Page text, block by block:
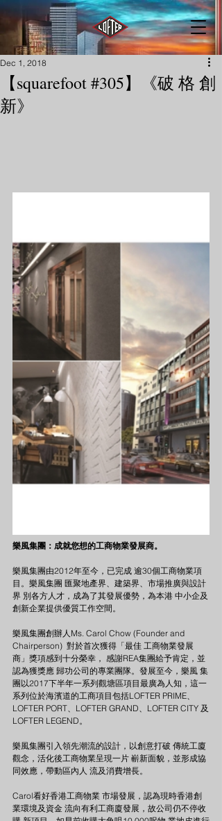
【squarefoot #305】《破 格 創
新》
Dec 1, 2018
樂風集團：成就您想的工商物業發展商。
樂風集團由2012年至今，已完成 逾30個工商物業項
目。樂風集團 匯聚地產界、建築界、市場推廣與設計
界 別各方人才，成為了其發展優勢，為本港 中小企及
創新企業提供優質工作空間。
樂風集團創辦人Ms. Carol Chow (Founder and
Chairperson)  對於首次獲得「最佳 工商物業發展
商」獎項感到十分榮幸， 感謝REA集團給予肯定，並
認為獲獎應 歸功公司的專業團隊。發展至今，樂風 集
團以2017下半年一系列觀塘區項目最廣為人知，這一
系列位於海濱道的工商項目包括LOFTER PRIME、
LOFTER PORT、LOFTER GRAND、LOFTER CITY 及
LOFTER LEGEND。
樂風集團引入領先潮流的設計，以創意打破 傳統工廈
觀念，活化後工商物業呈現一片 嶄新面貌，並形成協
同效應，帶動區內人 流及消費增長。
Carol看好香港工商物業 市場發展，認為現時香港創
業環境及資金 流向有利工商廈發展，故公司仍不停收